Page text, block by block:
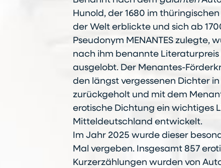
Hunold, der 1680 im
der Welt erblickte und sich ab
Pseudonym MENANTES zulegte,
nach ihm benannte
ausgelobt. Der Menantes-
den längst vergessenen Dichter
zurückgeholt und mit dem
erotische Dichtung ein wichtiges
Mitteldeutschland entwickelt.
Im Jahr 2025 wurde dieser
Mal vergeben. Insgesamt 857
Kurzerzählungen wurden von